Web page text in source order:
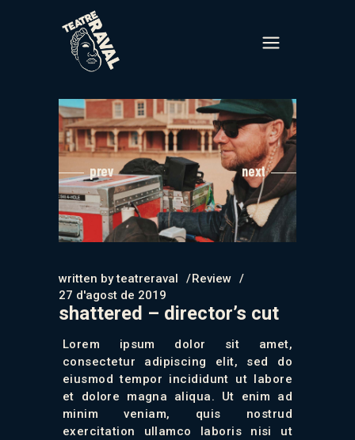
prev next
written byteatreraval
Review
27 d'agost de 2019
shattered – director’s cut
Lorem ipsum dolor sit amet,
consectetur adipiscing elit, sed do
eiusmod tempor incididunt ut labore
et dolore magna aliqua. Ut enim ad
minim veniam, quis nostrud
exercitation ullamco laboris nisi ut